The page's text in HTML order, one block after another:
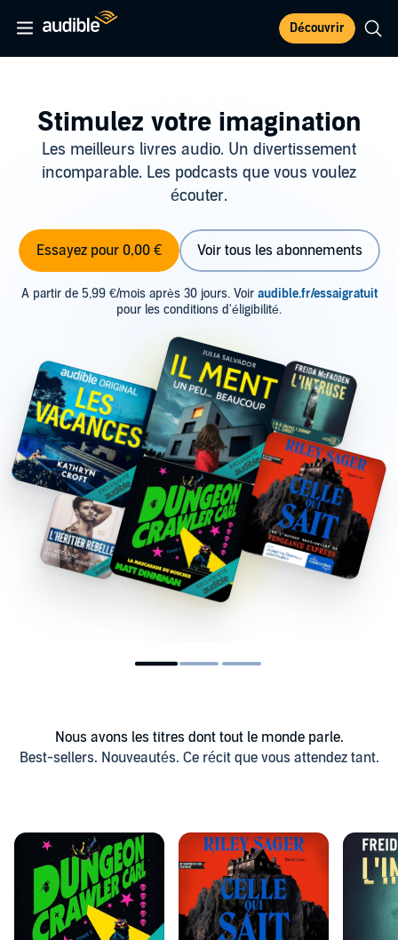
Découvrir
Stimulez votre imagination
Les meilleurs livres audio. Un divertissement
incomparable. Les podcasts que vous voulez
écouter.
Essayez pour 0,00 € Voir tous les abonnements
A partir de 5,99 €/mois après 30 jours. Voir audible.fr/essaigratuit
pour les conditions d'éligibilité.
Nous avons les titres dont tout le monde parle.
Best-sellers. Nouveautés. Ce récit que vous attendez tant.